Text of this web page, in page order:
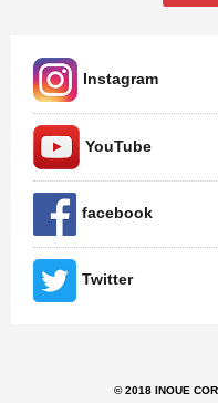
Instagram
YouTube
facebook
Twitter
© 2018 INOUE